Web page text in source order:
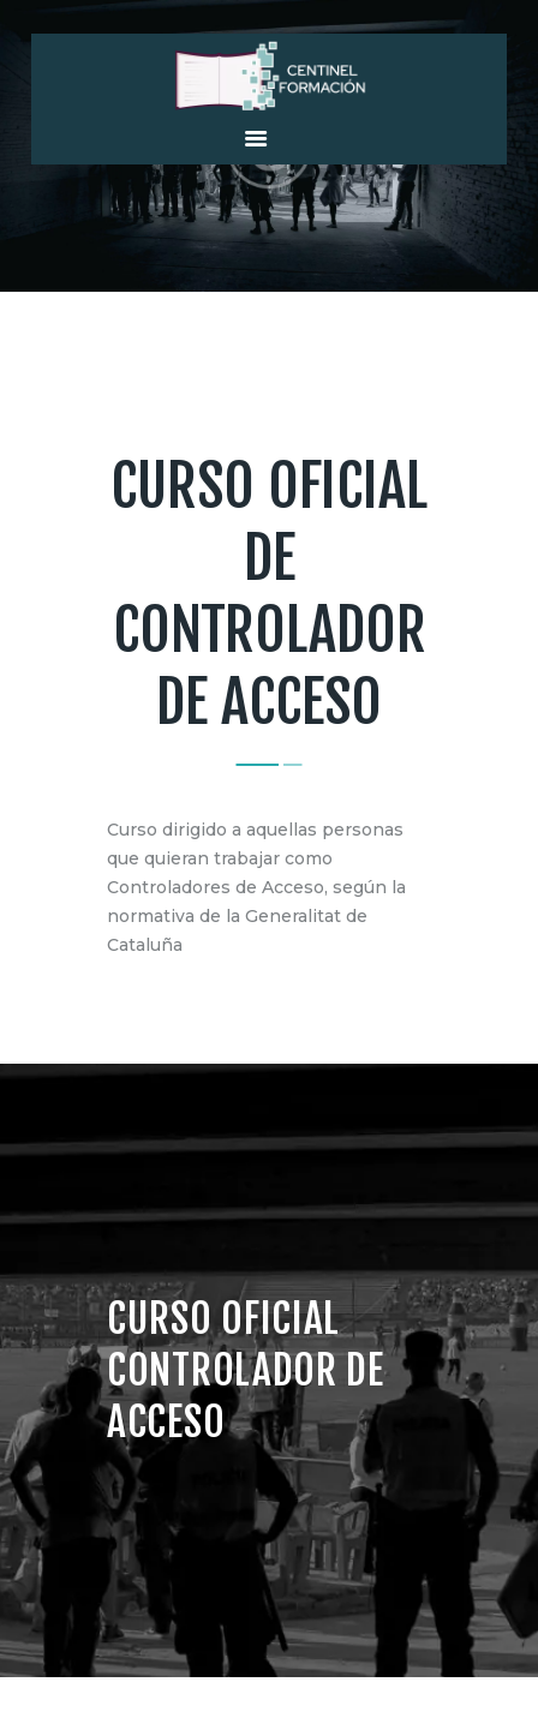
OFERTAS EMPLEO
VENTA DE LIBROS
FORMACIÓN
PROFESIONALIDAD
CONTACTOCURSO OFICIAL
DE
CONTROLADOR
DE ACCESO
Curso dirigido a aquellas personas
que quieran trabajar como
Controladores de Acceso, según la
normativa de la Generalitat de
Cataluña
CURSO OFICIAL
CONTROLADOR DE
ACCESO